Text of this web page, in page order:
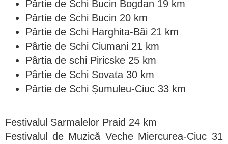
Pârtie de Schi Bucin Bogdan 19 km
Pârtie de Schi Bucin 20 km
Pârtie de Schi Harghita-Băi 21 km
Pârtie de Schi Ciumani 21 km
Pârtia de schi Piricske 25 km
Pârtie de Schi Sovata 30 km
Pârtie de Schi Șumuleu-Ciuc 33 km
Festivalul Sarmalelor Praid 24 km
Festivalul de Muzică Veche Miercurea-Ciuc 31